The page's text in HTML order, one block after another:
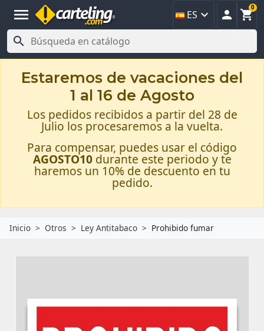
menu ES   
0

Estaremos de vacaciones del
1 al 16 de Agosto
Los pedidos recibidos a partir del 28 de
Julio los procesaremos a la vuelta.
Para compensar, puedes usar el código
AGOSTO10 durante este periodo y te
haremos un 10% de descuento en tu
pedido.
Inicio Otros Ley Antitabaco Prohibido fumar